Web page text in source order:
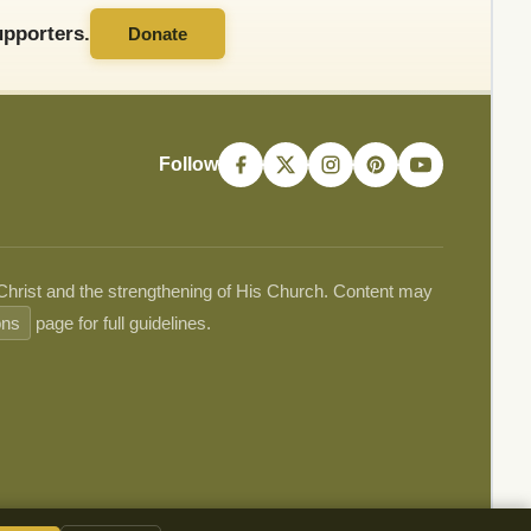
Donate
Follow
and the strengthening of His Church. Content may
page for full guidelines.